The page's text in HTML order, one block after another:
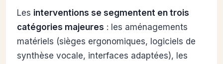
Les interventions se segmentent en trois
catégories majeures : les aménagements
matériels (sièges ergonomiques, logiciels de
synthèse vocale, interfaces adaptées), les